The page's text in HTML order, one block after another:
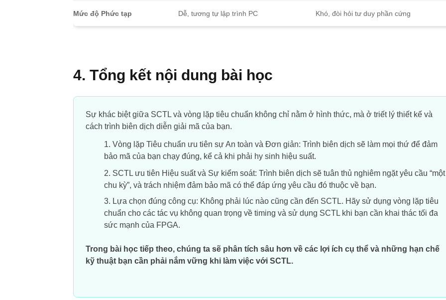
Mức độ Phức tạp Dễ, tương tự lập trình PC Khó, đòi hỏi tư duy phần cứng
4. Tổng kết nội dung bài học
Sự khác biệt giữa SCTL và vòng lặp tiêu chuẩn không chỉ nằm ở hình thức, mà ở triết lý thiết kế và
cách trình biên dịch diễn giải mã của bạn.
Vòng lặp Tiêu chuẩn ưu tiên sự An toàn và Đơn giản: Trình biên dịch sẽ làm mọi thứ để đảm
bảo mã của bạn chạy đúng, kể cả khi phải hy sinh hiệu suất.
SCTL ưu tiên Hiệu suất và Sự kiểm soát: Trình biên dịch sẽ tuân thủ nghiêm ngặt yêu cầu “một
chu kỳ”, và trách nhiệm đảm bảo mã có thể đáp ứng yêu cầu đó thuộc về bạn.
Lựa chọn đúng công cụ: Không phải lúc nào cũng cần đến SCTL. Hãy sử dụng vòng lặp tiêu
chuẩn cho các tác vụ không quan trọng về timing và sử dụng SCTL khi bạn cần khai thác tối đa
sức mạnh của FPGA.
Trong bài học tiếp theo, chúng ta sẽ phân tích sâu hơn về các lợi ích cụ thể và những hạn chế
kỹ thuật bạn cần phải nắm vững khi làm việc với SCTL.